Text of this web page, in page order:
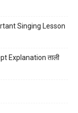
Singing Lesson
Explanation ताली